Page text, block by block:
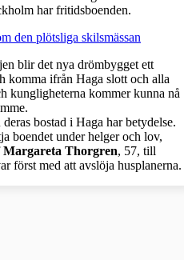
har fritidsboenden.
den plötsliga skilsmässan
blir det nya drömbygget ett
komma ifrån Haga slott och alla
kungligheterna kommer kunna nå
bostad i Haga har betydelse.
boendet under helger och lov,
Margareta Thorgren, 57, till
först med att avslöja husplanerna.